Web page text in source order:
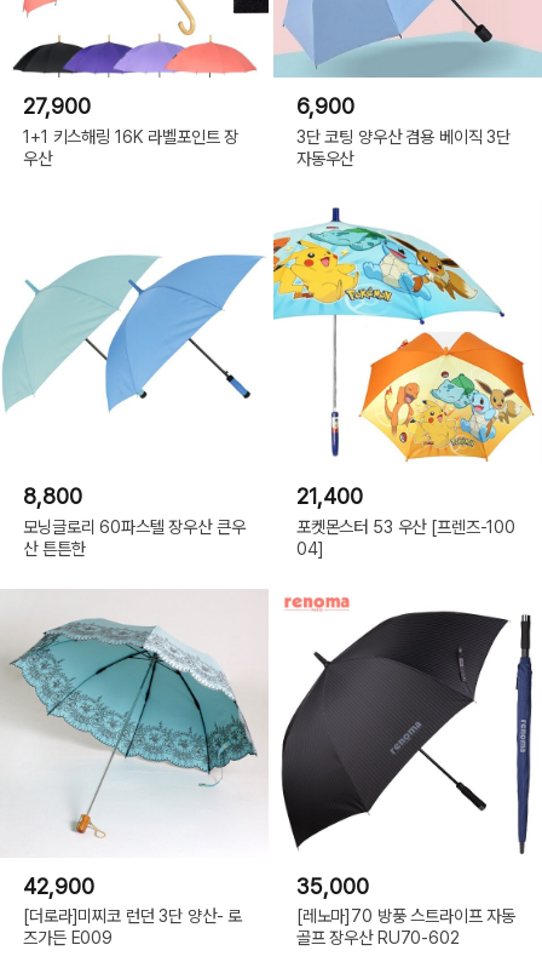
27,900
1+1 키스해링 16K 라벨포인트 장
우산
6,900
3단 코팅 양우산 겸용 베이직 3단
자동우산
8,800
모닝글로리 60파스텔 장우산 큰우
산 튼튼한
21,400
포켓몬스터 53 우산 [프렌즈-100
04]
42,900
[더로라]미찌코 런던 3단 양산- 로
즈가든 E009
35,000
[레노마]70 방풍 스트라이프 자동
골프 장우산 RU70-602